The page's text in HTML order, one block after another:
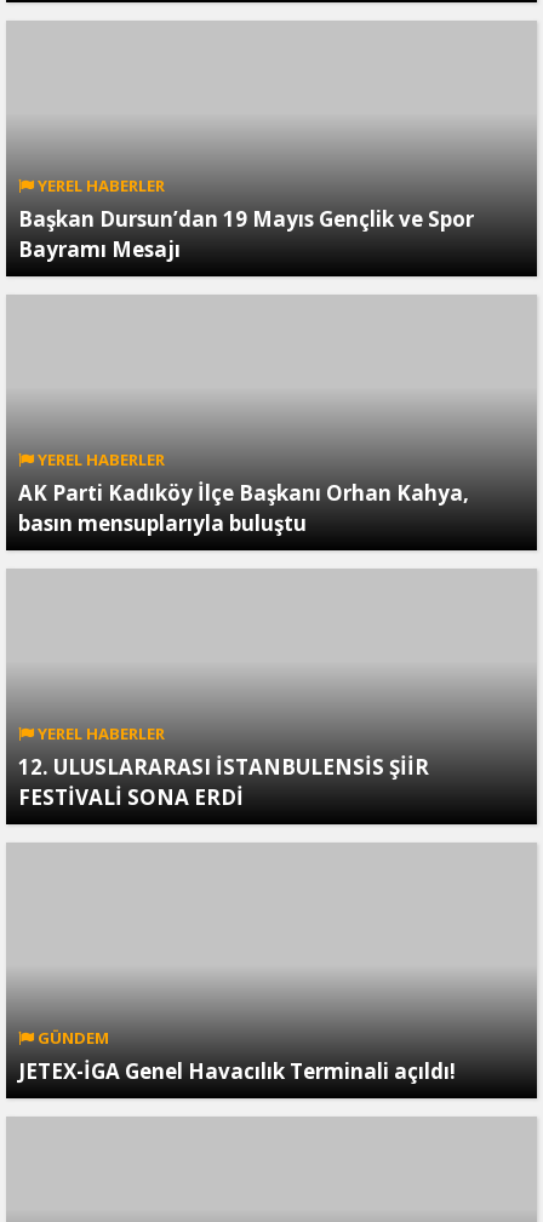
YEREL HABERLER
Başkan Dursun’dan 19 Mayıs Gençlik ve Spor
Bayramı Mesajı
YEREL HABERLER
AK Parti Kadıköy İlçe Başkanı Orhan Kahya,
basın mensuplarıyla buluştu
YEREL HABERLER
12. ULUSLARARASI İSTANBULENSİS ŞİİR
FESTİVALİ SONA ERDİ
GÜNDEM
JETEX-İGA Genel Havacılık Terminali açıldı!